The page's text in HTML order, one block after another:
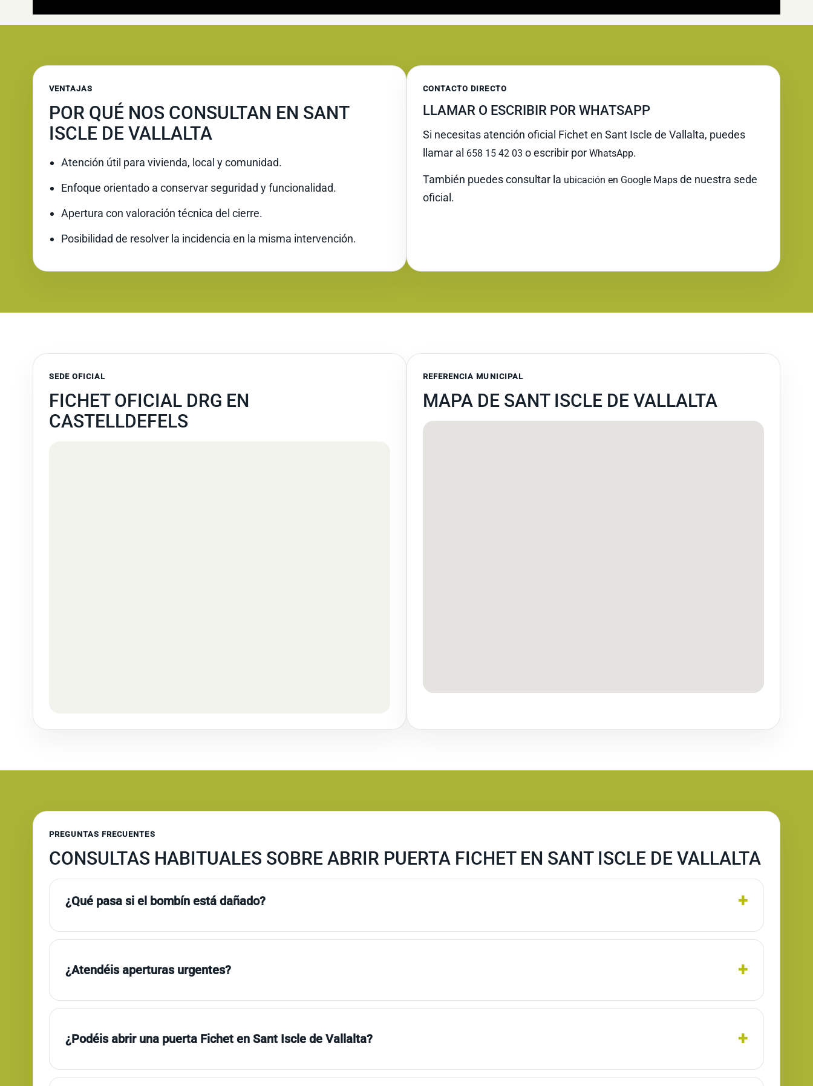
VENTAJAS
POR QUÉ NOS CONSULTAN EN SANT
ISCLE DE VALLALTA
Atención útil para vivienda, local y comunidad.
Enfoque orientado a conservar seguridad y funcionalidad.
Apertura con valoración técnica del cierre.
Posibilidad de resolver la incidencia en la misma intervención.
CONTACTO DIRECTO
LLAMAR O ESCRIBIR POR WHATSAPP
Si necesitas atención oficial Fichet en Sant Iscle de Vallalta, puedes
llamar al 658 15 42 03 o escribir por WhatsApp.
También puedes consultar la ubicación en Google Maps de nuestra sede
oficial.
SEDE OFICIAL
FICHET OFICIAL DRG EN
CASTELLDEFELS
REFERENCIA MUNICIPAL
MAPA DE SANT ISCLE DE VALLALTA
PREGUNTAS FRECUENTES
CONSULTAS HABITUALES SOBRE ABRIR PUERTA FICHET EN SANT ISCLE DE VALLALTA
¿Qué pasa si el bombín está dañado?
¿Atendéis aperturas urgentes?
¿Podéis abrir una puerta Fichet en Sant Iscle de Vallalta?